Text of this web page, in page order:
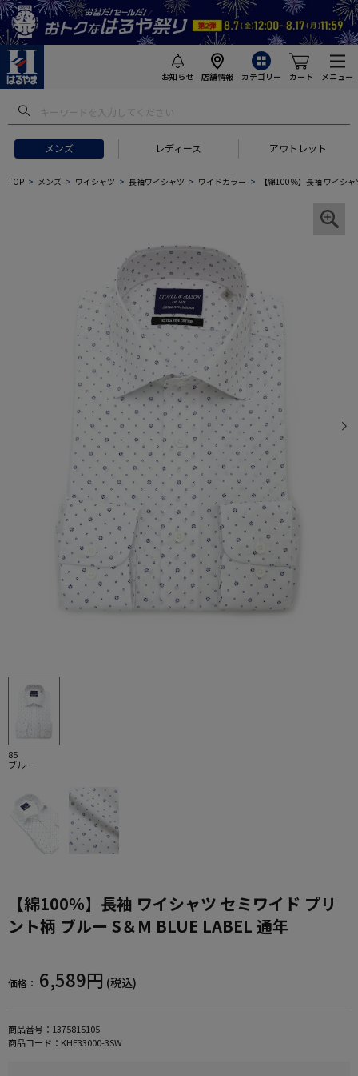
お知らせ 店舗情報 カテゴリー カート メニュー
メンズ レディース アウトレット
TOP メンズ ワイシャツ 長袖ワイシャツ ワイドカラー 【綿100％】長袖 ワイシ
85
ブルー
【綿100％】長袖 ワイシャツ セミワイド プリ
ント柄 ブルー S＆M BLUE LABEL 通年
価格： 6,589円 (税込)
商品番号： 1375815105
商品コード： KHE33000-3SW